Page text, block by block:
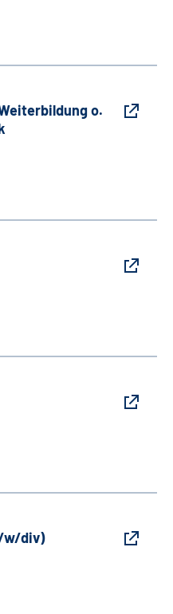
o.
w/div)